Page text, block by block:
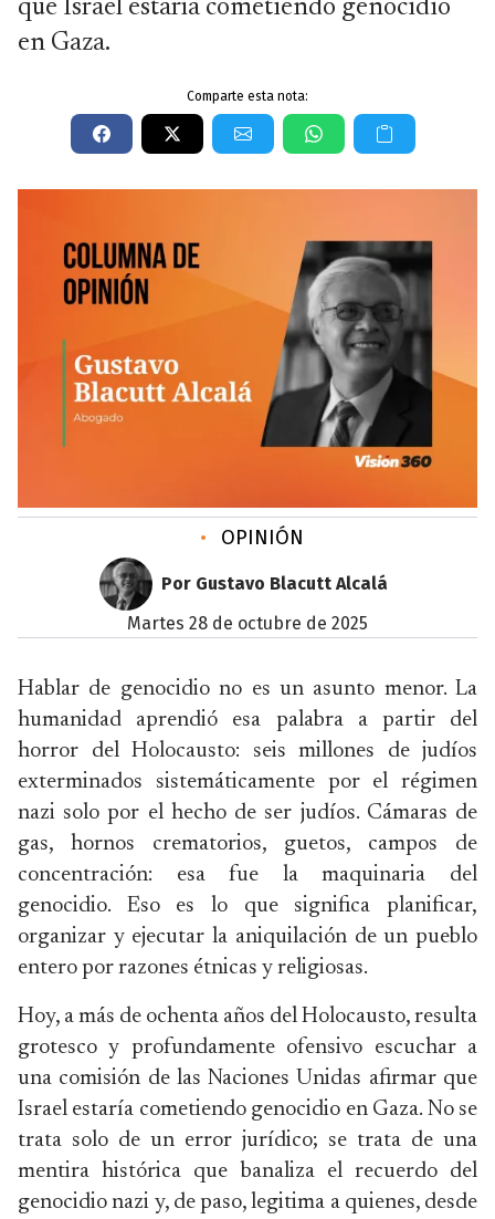
que Israel estaría cometiendo genocidio
en Gaza.
Comparte esta nota:
• OPINIÓN
Por Gustavo Blacutt Alcalá
martes 28 de octubre de 2025
Hablar de genocidio no es un asunto menor. La
humanidad aprendió esa palabra a partir del
horror del Holocausto: seis millones de judíos
exterminados sistemáticamente por el régimen
nazi solo por el hecho de ser judíos. Cámaras de
gas, hornos crematorios, guetos, campos de
concentración: esa fue la maquinaria del
genocidio. Eso es lo que significa planificar,
organizar y ejecutar la aniquilación de un pueblo
entero por razones étnicas y religiosas.
Hoy, a más de ochenta años del Holocausto, resulta
grotesco y profundamente ofensivo escuchar a
una comisión de las Naciones Unidas afirmar que
Israel estaría cometiendo genocidio en Gaza. No se
trata solo de un error jurídico; se trata de una
mentira histórica que banaliza el recuerdo del
genocidio nazi y, de paso, legitima a quienes, desde